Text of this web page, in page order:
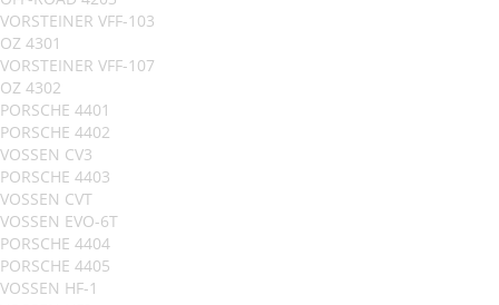
VORSTEINER VFF-103
OZ 4301
VORSTEINER VFF-107
OZ 4302
PORSCHE 4401
PORSCHE 4402
VOSSEN CV3
PORSCHE 4403
VOSSEN CVT
VOSSEN EVO-6T
PORSCHE 4404
PORSCHE 4405
VOSSEN HF-1